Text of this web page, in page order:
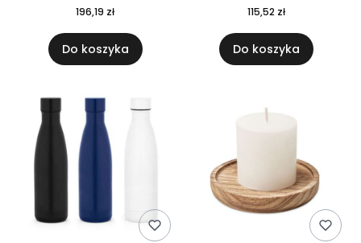
196,19 zł
Do koszyka
115,52 zł
Do koszyka